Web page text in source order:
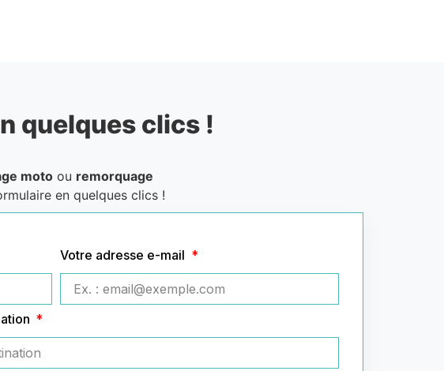
quelques clics !
motoou remorquage
en quelques clics !
Votre adresse e-mail